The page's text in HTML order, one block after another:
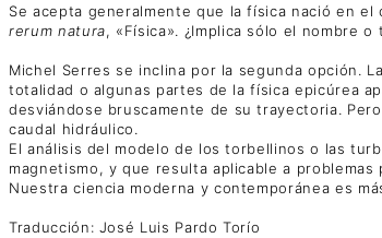
Se acepta generalmente que la física nació en
rerum natura, «Física». ¿Implica sólo el nombre o
Michel Serres se inclina por la segunda opción.
totalidad o algunas partes de la física epicúrea
desviándose bruscamente de su trayectoria.
caudal hidráulico.
El análisis del modelo de los torbellinos o las
magnetismo, y que resulta aplicable a
Nuestra ciencia moderna y contemporánea es
Traducción: José Luis Pardo Torío